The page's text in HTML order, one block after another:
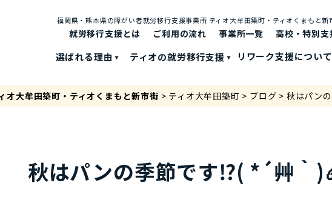
福岡県・熊本県の障がい者就労移⾏⽀援事業所 ティオ⼤牟⽥築町・ティオくまもと新
就労移行支援とは ご利⽤の流れ 事業所一覧 高校・特別
選ばれる理由 ティオの就労移⾏⽀援 リワーク支援について
オ大牟田築町・ティオくまもと新市街 > ティオ大牟田築町 > ブログ > 秋はパン
秋はパンの季節です⁉( *´艸｀